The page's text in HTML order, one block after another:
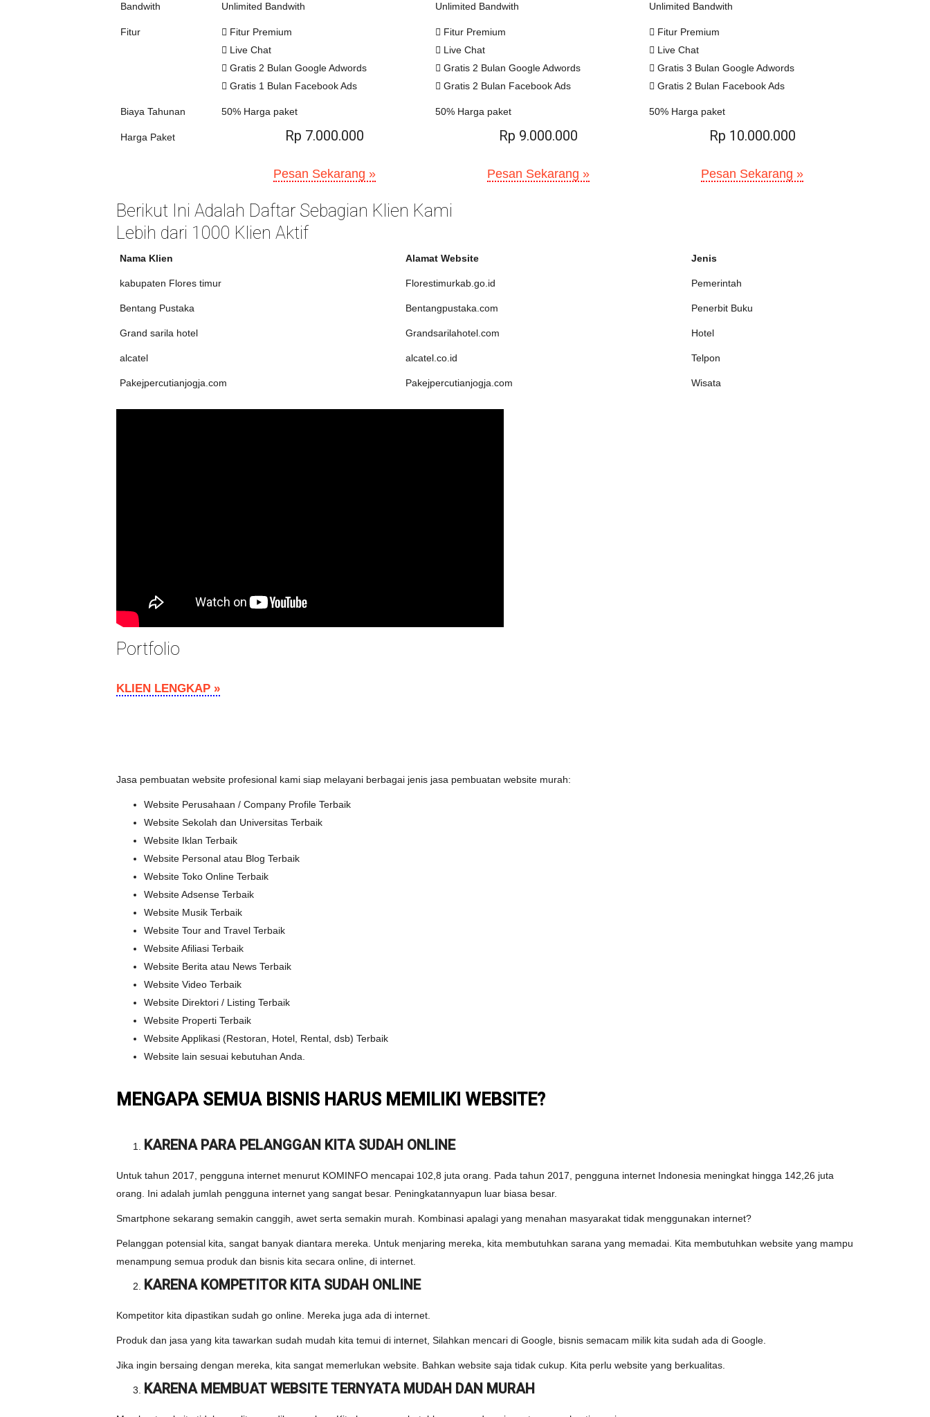
Bandwith Unlimited Bandwith Unlimited Bandwith Unlimited Bandwith
Fitur
Fitur Premium
Live Chat
Gratis 2 Bulan Google Adwords
Gratis 1 Bulan Facebook Ads
Fitur Premium
Live Chat
Gratis 2 Bulan Google Adwords
Gratis 2 Bulan Facebook Ads
Fitur Premium
Live Chat
Gratis 3 Bulan Google Adwords
Gratis 2 Bulan Facebook Ads
Biaya Tahunan 50% Harga paket 50% Harga paket 50% Harga paket
Harga Paket Rp 7.000.000 Rp 9.000.000 Rp 10.000.000
Pesan Sekarang » Pesan Sekarang » Pesan Sekarang »
Berikut Ini Adalah Daftar Sebagian Klien Kami
Lebih dari 1000 Klien Aktif
Nama Klien Alamat Website Jenis
kabupaten Flores timur Florestimurkab.go.id Pemerintah
Bentang Pustaka Bentangpustaka.com Penerbit Buku
Grand sarila hotel Grandsarilahotel.com Hotel
alcatel alcatel.co.id Telpon
Pakejpercutianjogja.com Pakejpercutianjogja.com Wisata
Portfolio
KLIEN LENGKAP »
Jasa pembuatan website profesional kami siap melayani berbagai jenis jasa pembuatan website murah:
Website Perusahaan / Company Profile Terbaik
Website Sekolah dan Universitas Terbaik
Website Iklan Terbaik
Website Personal atau Blog Terbaik
Website Toko Online Terbaik
Website Adsense Terbaik
Website Musik Terbaik
Website Tour and Travel Terbaik
Website Afiliasi Terbaik
Website Berita atau News Terbaik
Website Video Terbaik
Website Direktori / Listing Terbaik
Website Properti Terbaik
Website Applikasi (Restoran, Hotel, Rental, dsb) Terbaik
Website lain sesuai kebutuhan Anda.
MENGAPA SEMUA BISNIS HARUS MEMILIKI WEBSITE?
KARENA PARA PELANGGAN KITA SUDAH ONLINE
Untuk tahun 2017, pengguna internet menurut KOMINFO mencapai 102,8 juta orang. Pada tahun 2017, pengguna internet Indonesia meningkat hingga 142,26 juta
orang. Ini adalah jumlah pengguna internet yang sangat besar. Peningkatannyapun luar biasa besar.
Smartphone sekarang semakin canggih, awet serta semakin murah. Kombinasi apalagi yang menahan masyarakat tidak menggunakan internet?
Pelanggan potensial kita, sangat banyak diantara mereka. Untuk menjaring mereka, kita membutuhkan sarana yang memadai. Kita membutuhkan website yang mampu
menampung semua produk dan bisnis kita secara online, di internet.
KARENA KOMPETITOR KITA SUDAH ONLINE
Kompetitor kita dipastikan sudah go online. Mereka juga ada di internet.
Produk dan jasa yang kita tawarkan sudah mudah kita temui di internet, Silahkan mencari di Google, bisnis semacam milik kita sudah ada di Google.
Jika ingin bersaing dengan mereka, kita sangat memerlukan website. Bahkan website saja tidak cukup. Kita perlu website yang berkualitas.
KARENA MEMBUAT WEBSITE TERNYATA MUDAH DAN MURAH